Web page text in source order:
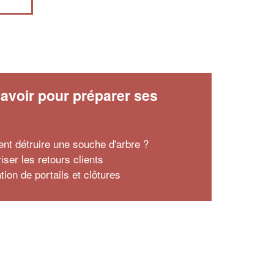
pour préparer ses
détruire une souche d'arbre ?
les retours clients
de portails et clôtures